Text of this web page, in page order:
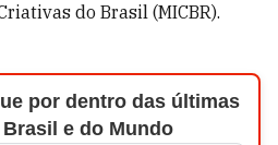
do Brasil (MICBR).
por dentro das últimas
e do Mundo